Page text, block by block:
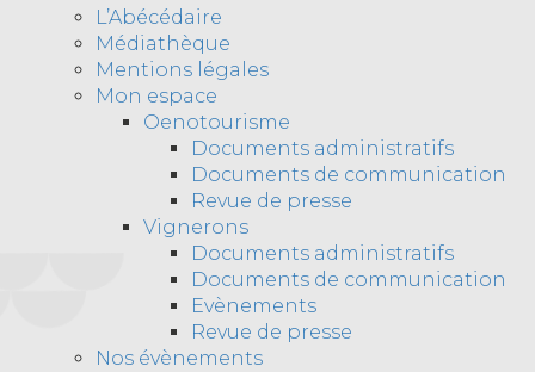
L’Abécédaire
Médiathèque
Mentions légales
Mon espace
Oenotourisme
Documents administratifs
Documents de communication
Revue de presse
Vignerons
Documents administratifs
Documents de communication
Evènements
Revue de presse
Nos évènements